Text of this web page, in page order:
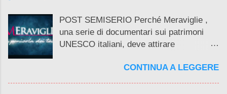
POST SEMISERIO Perché Meraviglie ,
una serie di documentari sui patrimoni
UNESCO italiani, deve attirare
pubblico femminile e in relazione al
conduttore Alberto Angela ? Perché le
CONTINUA A LEGGERE